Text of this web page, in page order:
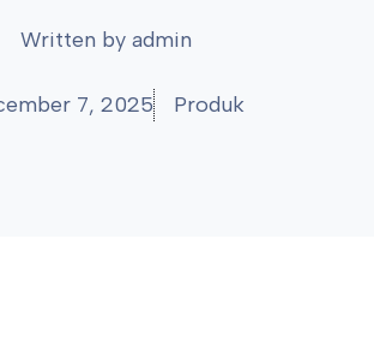
Written by admin
7, 2025 Produk